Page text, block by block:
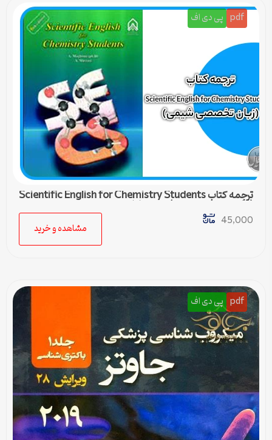
pdf پی دی اف
ترجمه کتاب Scientific English for Chemistry Students
(زبان تخصصی شیمی) – درس اول
45,000
مشاهده و خرید
pdf پی دی اف